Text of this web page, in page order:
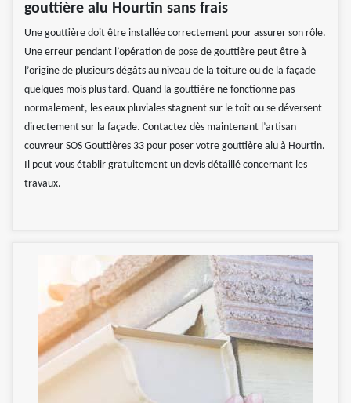
gouttière alu Hourtin sans frais
Une gouttière doit être installée correctement pour assurer son rôle.
Une erreur pendant l’opération de pose de gouttière peut être à
l’origine de plusieurs dégâts au niveau de la toiture ou de la façade
quelques mois plus tard. Quand la gouttière ne fonctionne pas
normalement, les eaux pluviales stagnent sur le toit ou se déversent
directement sur la façade. Contactez dès maintenant l’artisan
couvreur SOS Gouttières 33 pour poser votre gouttière alu à Hourtin.
Il peut vous établir gratuitement un devis détaillé concernant les
travaux.